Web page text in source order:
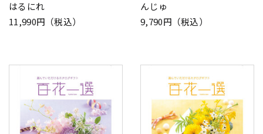
はるにれ
11,990円（税込）
んじゅ
9,790円（税込）